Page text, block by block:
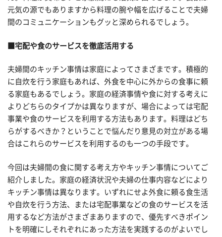
元気の源でもありますから料理の腕や幅を広げることで夫婦
間のコミュニケーションもグッと深められるでしょう。
■宅配や食のサービスを徹底活用する
夫婦間のキッチン事情は家庭によってさまざまです。積極的
に自炊を行う家庭もあれば、外食を中心に外からの食事に頼
る家庭もあるでしょう。家庭の経済事情や食に対する考えに
よりどちらのタイプかは異なりますが、場合によっては宅配
事業や食のサービスを利用する方法もあります。料理はどち
らがするべきか？ということで悩んだり意見の対立がある場
合はこれらのサービスを利用するのも一つの手段です。
今回は夫婦間の食に関する考え方やキッチン事情についてご
紹介しました。家庭の経済状況や夫婦の仕事内容などにより
キッチン事情は異なります。いずれにせよ外食に頼る食生活
や自炊を行う方法、または宅配事業などの食のサービスを活
用するなど方法がさまざまありますので、優先すべきポイン
トを明確にしそれぞれにあった方法を実践するのがよいでし